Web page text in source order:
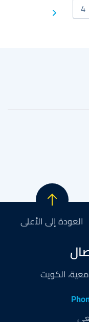
الصفحة4
Next
العودة إلى الأعلى
الكويت